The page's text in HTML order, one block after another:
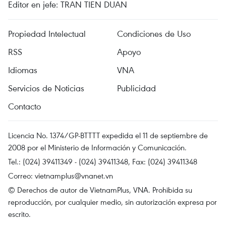
Editor en jefe: TRAN TIEN DUAN
Propiedad Intelectual
Condiciones de Uso
RSS
Apoyo
Idiomas
VNA
Servicios de Noticias
Publicidad
Contacto
Licencia No. 1374/GP-BTTTT expedida el 11 de septiembre de
2008 por el Ministerio de Información y Comunicación.
Tel.: (024) 39411349 - (024) 39411348, Fax: (024) 39411348
Correo: vietnamplus@vnanet.vn
© Derechos de autor de VietnamPlus, VNA. Prohibida su
reproducción, por cualquier medio, sin autorización expresa por
escrito.